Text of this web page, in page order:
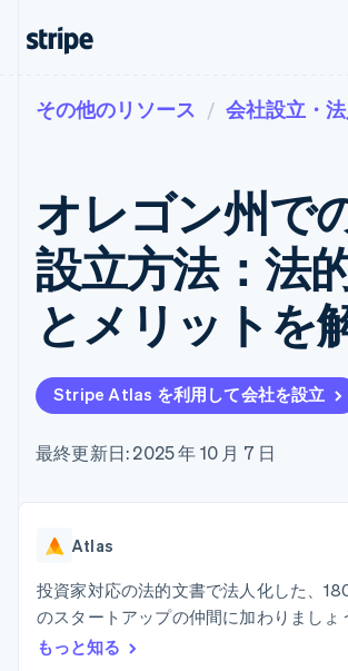
支払い
オンライン決
済
Managed
Payments
マーチャント
オブレコード
ソリューショ
ン
Payment links
不要の決済ペ
ージ
Checkout
構築済み決済
UI
Elements
ポーネント
125 以上の決
可能
Terminal
対面支払い
Authorization
Boost
収益
経常収益
Metronome
従量課金
サブスクリ
プション
サブスクリ
プションの
1 回限りまた
は継続
Tax
VAT の自動
Recognition
Stripe
Sigma
カスタムレ
企業規模別
ユースケース別
エージェンティックコマ
ース
E コマース / ECサイト
埋込型金融
請求・財務関連
グローバルビジネス
マーケットプレイス
業種別
ドキュメント
ライブラリと SDK
Stripe Apps
ガイド
オンライン決済を受け付
け
構築済みの決済を実装
プラットフォームまたは
築する
ビスのプロビジョニング
と管理
学ぶ
ガイド
サポート
サポートに問い合わせる
管理サポートプラン
プロフェッショナルサー
ビス
採用情報
ニュースルーム
Stripe Press
その他のリソース 会社設立・
オレゴン州で
設立方法：法
とメリットを
Stripe Atlas を利用して会社を設立
最終更新日: 2025 年 10 月 7 日
Atlas
投資家対応の法的文書で法人化した、
のスタートアップの仲間に加わりましょ
もっと知る